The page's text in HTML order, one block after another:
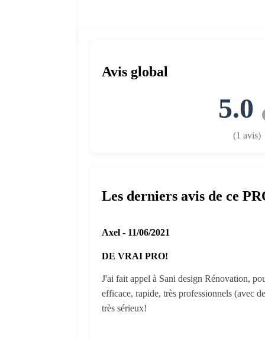
Avis global
5.0
(1 avis)
Les derniers avis de ce
Axel - 11/06/2021
DE VRAI PRO!
J'ai fait appel à Sani design Rénovation,
efficace, rapide, très professionnels (avec
très sérieux!